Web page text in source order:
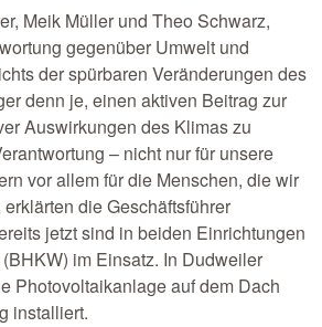
Meik Müller und Theo Schwarz,
gegenüber Umwelt und
der spürbaren Veränderungen des
denn je, einen aktiven Beitrag zur
Auswirkungen des Klimas zu
– nicht nur für unsere
vor allem für die Menschen, die wir
die Geschäftsführer
jetzt sind in beiden Einrichtungen
im Einsatz. In Dudweiler
Photovoltaikanlage auf dem Dach
installiert.